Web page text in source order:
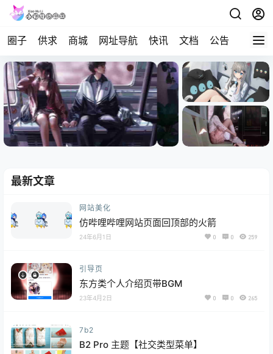
圈子 供求 商城 网址导航 快讯 文档 公告 问答
最新文章
网站美化
仿哔哩哔哩网站页面回顶部的火箭
24年6月1日 0 0 259
引导页
东方类个人介绍页带BGM
23年4月2日 0 0 265
7b2
B2 Pro 主题【社交类型菜单】